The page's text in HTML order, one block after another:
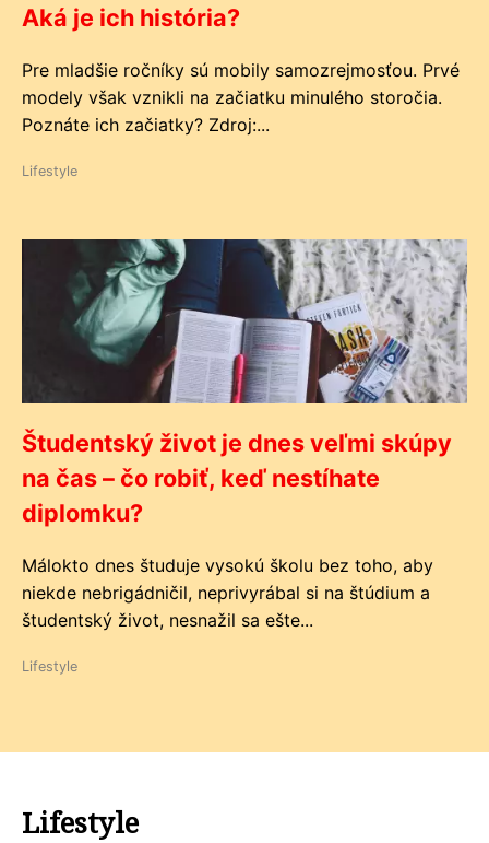
Aká je ich história?
Pre mladšie ročníky sú mobily samozrejmosťou. Prvé
modely však vznikli na začiatku minulého storočia.
Poznáte ich začiatky? Zdroj:...
Lifestyle
Študentský život je dnes veľmi skúpy
na čas – čo robiť, keď nestíhate
diplomku?
Málokto dnes študuje vysokú školu bez toho, aby
niekde nebrigádničil, neprivyrábal si na štúdium a
študentský život, nesnažil sa ešte...
Lifestyle
Lifestyle